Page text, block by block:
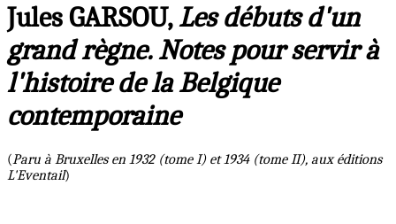
Jules GARSOU,Les débuts d'un
grand règne. Notes pour servir à
l'histoire de la Belgique
contemporaine
(Paru à Bruxelles en 1932 (tome I) et 1934 (tome II), aux éditions
L'Eventail)